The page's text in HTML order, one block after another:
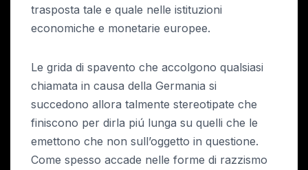
trasposta tale e quale nelle istituzioni
economiche e monetarie europee.
Le grida di spavento che accolgono qualsiasi
chiamata in causa della Germania si
succedono allora talmente stereotipate che
finiscono per dirla piú lunga su quelli che le
emettono che non sull’oggetto in questione.
Come spesso accade nelle forme di razzismo